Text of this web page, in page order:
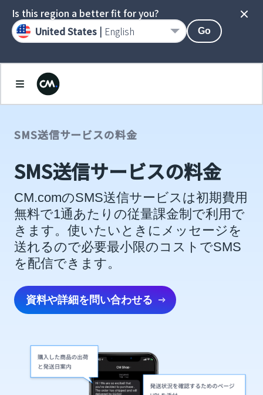
SMS送信サービスの料金
SMS送信サービスの料金
CM.comのSMS送信サービスは初期費用
無料で1通あたりの従量課金制で利用で
きます。使いたいときにメッセージを
送れるので必要最小限のコストでSMS
を配信できます。
資料や詳細を問い合わせる
Is this region a better fit for you?
United States | English Go